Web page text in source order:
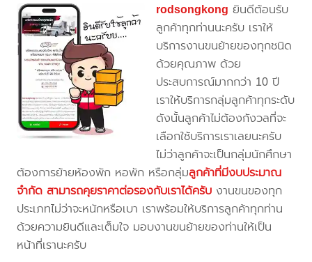
rodsongkong ยินดีต้อนรับ
ลูกค้าทุกท่านนะครับ เราให้
บริการงานขนย้ายของทุกชนิด
ด้วยคุณภาพ ด้วย
ประสบการณ์มากกว่า 10 ปี
เราให้บริการกลุ่มลูกค้าทุกระดับ
ดังนั้นลูกค้าไม่ต้องกังวลที่จะ
เลือกใช้บริการเราเลยนะครับ
ไม่ว่าลูกค้าจะเป็นกลุ่มนักศึกษา
ต้องการย้ายห้องพัก หอพัก หรือกลุ่มลูกค้าที่มีงบประมาณ
จำกัด สามารถคุยราคาต่อรองกับเราได้ครับ งานขนของทุก
ประเภทไม่ว่าจะหนักหรือเบา เราพร้อมให้บริการลูกค้าทุกท่าน
ด้วยความยินดีและเต็มใจ มอบงานขนย้ายของท่านให้เป็น
หน้าที่เรานะครับ